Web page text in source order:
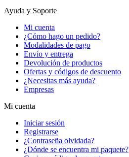
Ayuda y Soporte
Mi cuenta
¿Cómo hago un pedido?
Modalidades de pago
Envío y entrega
Devolución de productos
Ofertas y códigos de descuento
¿Necesitas más ayuda?
Empresas
Mi cuenta
Iniciar sesión
Registrarse
¿Contraseña olvidada?
¿Dónde se encuentra mi paquete?